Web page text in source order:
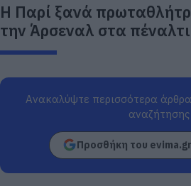
Η Παρί ξανά
την Άρσεναλ στα πέναλτι
Ανακαλύψτε περισσότερα
αναζήτησης
Προσθήκη του